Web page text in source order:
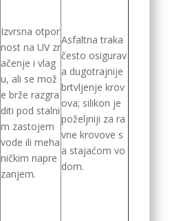
Izvrsna otpor
nost na UV zr
ačenje i vlag
u, ali se mož
e brže razgra
diti pod stalni
m zastojem
vode ili meha
ničkim napre
zanjem.
Asfaltna traka
često osigurav
a dugotrajnije
brtvljenje krov
ova; silikon je
poželjniji za ra
vne krovove s
a stajaćom vo
dom.